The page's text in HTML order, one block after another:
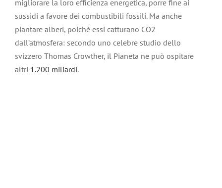
migliorare la loro efficienza energetica, porre fine ai
sussidi a favore dei combustibili fossili. Ma anche
piantare alberi, poiché essi catturano CO2
dall’atmosfera: secondo uno celebre studio dello
svizzero Thomas Crowther, il Pianeta ne può ospitare
altri 1.200 miliardi.